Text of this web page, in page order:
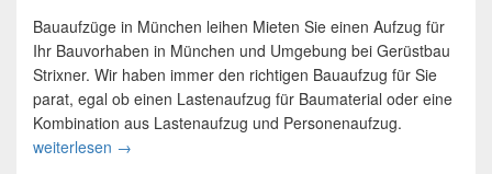
Bauaufzüge in München leihen Mieten Sie einen Aufzug für
Ihr Bauvorhaben in München und Umgebung bei Gerüstbau
Strixner. Wir haben immer den richtigen Bauaufzug für Sie
parat, egal ob einen Lastenaufzug für Baumaterial oder eine
Kombination aus Lastenaufzug und Personenaufzug.
weiterlesen Unser Einzugsgebiet für Bauaufzüge
→